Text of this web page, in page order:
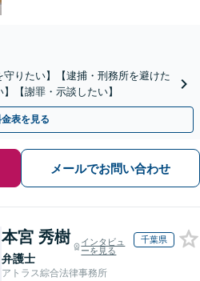
りたい】【逮捕・刑務所を避けた
【謝罪・示談したい】
表を見る
メールでお問い合わせ
本宮 秀樹
弁護士
インタビュ
ーを見る
千葉県
アトラス綜合法律事務所